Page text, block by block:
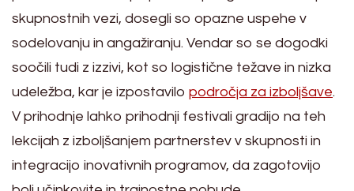
skupnostnih vezi, dosegli so opazne uspehe v
sodelovanju in angažiranju. Vendar so se dogodki
soočili tudi z izzivi, kot so logistične težave in nizka
udeležba, kar je izpostavilo področja za izboljšave.
V prihodnje lahko prihodnji festivali gradijo na teh
lekcijah z izboljšanjem partnerstev v skupnosti in
integracijo inovativnih programov, da zagotovijo